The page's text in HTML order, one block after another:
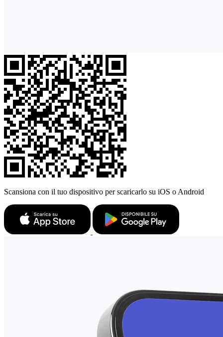
Scansiona con il tuo dispositivo per scaricarlo su iOS o Android